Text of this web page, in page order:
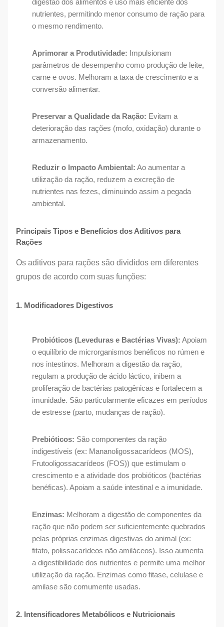
digestão dos alimentos e uso mais eficiente dos
nutrientes, permitindo menor consumo de ração para
o mesmo rendimento.
Aprimorar a Produtividade: Impulsionam
parâmetros de desempenho como produção de leite,
carne e ovos. Melhoram a taxa de crescimento e a
conversão alimentar.
Preservar a Qualidade da Ração: Evitam a
deterioração das rações (mofo, oxidação) durante o
armazenamento.
Reduzir o Impacto Ambiental: Ao aumentar a
utilização da ração, reduzem a excreção de
nutrientes nas fezes, diminuindo assim a pegada
ambiental.
Principais Tipos e Benefícios dos Aditivos para
Rações
Os aditivos para rações são divididos em diferentes
grupos de acordo com suas funções:
1. Modificadores Digestivos
Probióticos (Leveduras e Bactérias Vivas): Apoiam
o equilíbrio de microrganismos benéficos no rúmen e
nos intestinos. Melhoram a digestão da ração,
regulam a produção de ácido láctico, inibem a
proliferação de bactérias patogênicas e fortalecem a
imunidade. São particularmente eficazes em períodos
de estresse (parto, mudanças de ração).
Prebióticos: São componentes da ração
indigestíveis (ex: Mananoligossacarídeos (MOS),
Frutooligossacarídeos (FOS)) que estimulam o
crescimento e a atividade dos probióticos (bactérias
benéficas). Apoiam a saúde intestinal e a imunidade.
Enzimas: Melhoram a digestão de componentes da
ração que não podem ser suficientemente quebrados
pelas próprias enzimas digestivas do animal (ex:
fitato, polissacarídeos não amiláceos). Isso aumenta
a digestibilidade dos nutrientes e permite uma melhor
utilização da ração. Enzimas como fitase, celulase e
amilase são comumente usadas.
2. Intensificadores Metabólicos e Nutricionais